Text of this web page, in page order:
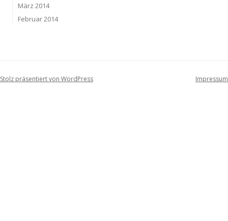
März 2014
Februar 2014
Stolz präsentiert von WordPress Impressum